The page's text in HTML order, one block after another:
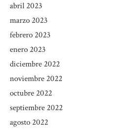
abril 2023
marzo 2023
febrero 2023
enero 2023
diciembre 2022
noviembre 2022
octubre 2022
septiembre 2022
agosto 2022